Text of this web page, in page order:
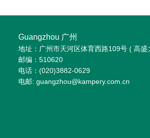
Guangzhou 广州
地址：广州市天河区体育西路109号 ( 高
邮编：510620
电话：(020)3882-0629
电邮: guangzhou@kampery.com.cn